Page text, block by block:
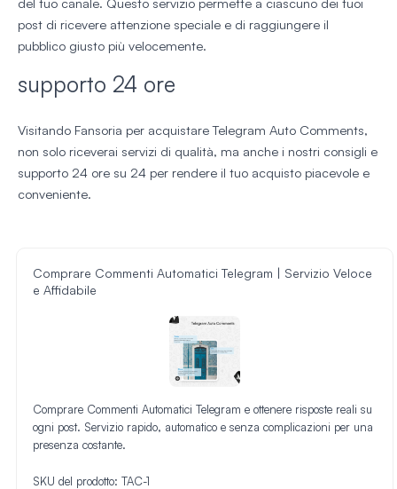
post di ricevere attenzione speciale e di raggiungere il
pubblico giusto più velocemente.
supporto 24 ore
Visitando Fansoria per acquistare Telegram Auto Comments,
non solo riceverai servizi di qualità, ma anche i nostri consigli e
supporto 24 ore su 24 per rendere il tuo acquisto piacevole e
conveniente.
Comprare Commenti Automatici Telegram | Servizio Veloce
e Affidabile
Comprare Commenti Automatici Telegram e ottenere risposte reali su
ogni post. Servizio rapido, automatico e senza complicazioni per una
presenza costante.
SKU del prodotto: TAC-1